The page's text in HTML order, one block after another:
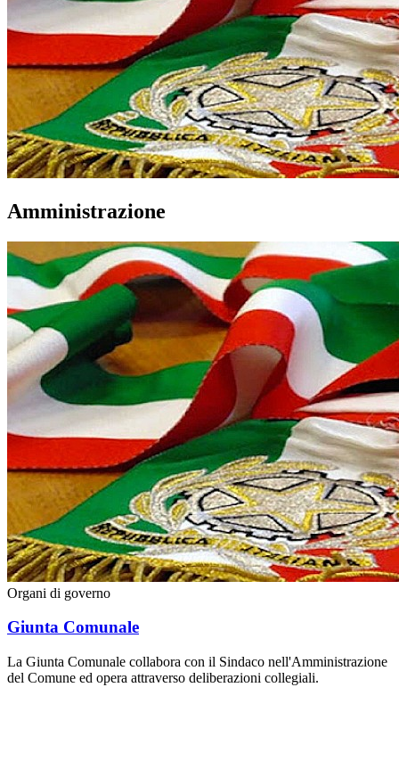
Amministrazione
Organi di governo
Giunta Comunale
La Giunta Comunale collabora con il Sindaco nell'Amministrazione
del Comune ed opera attraverso deliberazioni collegiali.